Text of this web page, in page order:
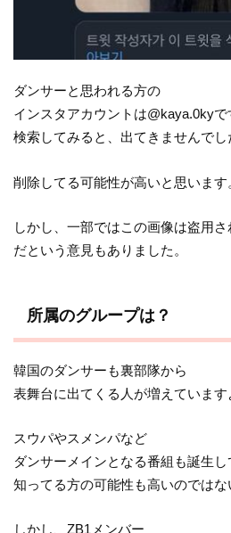
ダンサーと思われる方の
インスタアカウントは@kaya.0kyで
検索してみると、出てきませんでし
削除してる可能性が高いと思います
しかし、一部ではこの画像は盗用
だという意見もありました。
所属のグループは？
韓国のダンサーも裏部隊から
表舞台に出てくる人が増えています
スウパやスメンパなど
ダンサーメインとなる番組も誕生
知ってる方の可能性も高いのではな
しかし、ZB1メンバー